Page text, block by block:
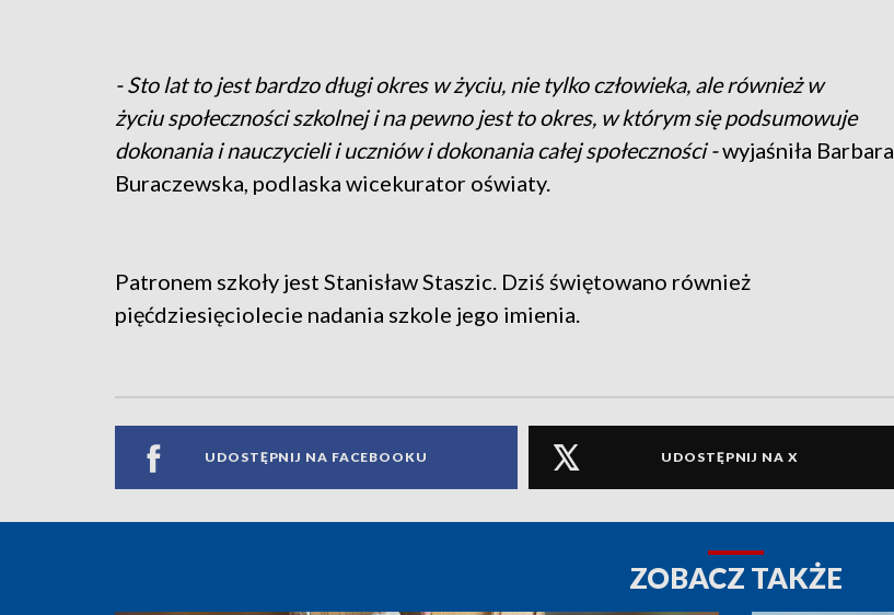
- Sto lat to jest bardzo długi okres w życiu, nie tylko człowieka, ale również w
życiu społeczności szkolnej i na pewno jest to okres, w którym się podsumowuje
dokonania i nauczycieli i uczniów i dokonania całej społeczności -wyjaśniła Barbara
Buraczewska, podlaska wicekurator oświaty.
Patronem szkoły jest Stanisław Staszic. Dziś świętowano również
pięćdziesięciolecie nadania szkole jego imienia.
UDOSTĘPNIJ NA FACEBOOKU UDOSTĘPNIJ NA X
ZOBACZ TAKŻE